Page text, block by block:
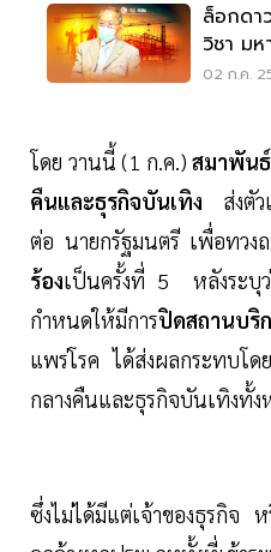
ล็อกดา
วิชา ม
หลวง
02 ก.ค.
โดย วานนี้ (1 ก.ค.) สมาพัน
คืนและธุรกิจบันเทิง ส่งตัว
ต่อ นายกรัฐมนตรี เพื่อทวง
ร้องเป็นครั้งที่ 5 หลังระบุ
กำหนดให้มีการปิดสถานบริ
แพร่โรค ได้ส่งผลกระทบโด
กลางคืนและธุรกิจบันเทิงทั้ง
ซึ่งไม่ได้มีแต่เจ้าของธุรกิจ